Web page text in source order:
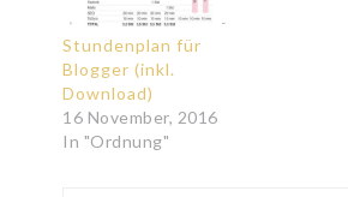
Stundenplan für
Blogger (inkl.
Download)
16 November, 2016
In "Ordnung"